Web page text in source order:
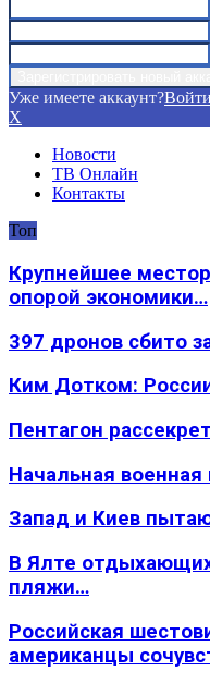
Уже имеете аккаунт?Войти
X
Новости
ТВ Онлайн
Контакты
Топ
Крупнейшее
опорой экономики…
397 дронов сбито
Ким Дотком:
Пентагон
Начальная
Запад и Киев
В Ялте отдыхающих
пляжи…
Российская
американцы